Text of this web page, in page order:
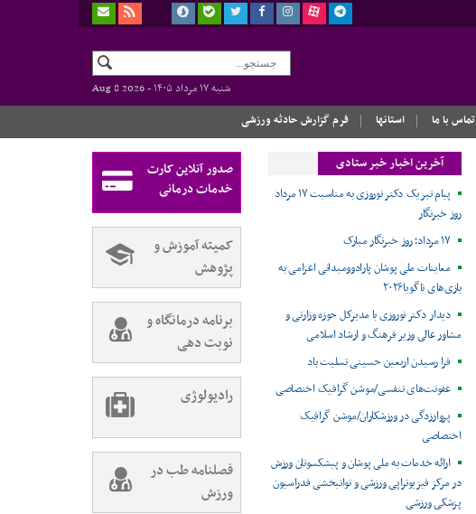
شنبه ۱۷ مرداد ۱۴۰۵ -
Aug 8 2026
تماس با ما استانها فرم گزارش حادثه ورزشی
آخرین اخبار خبر ستادی
پیام تبریک دکتر نوروزی به مناسبت ۱۷ مرداد
روز خبرنگار
۱۷ مرداد؛ روز خبرنگار مبارک
معاینات ملی پوشان پارادوومیدانی اعزامی به
بازی‌های ناگویا۲۰۲۶
دیدار دکتر نوروزی با مدیرکل حوزه وزارتی و
مشاور عالی وزیر فرهنگ و ارشاد اسلامی
فرا رسیدن اربعین حسینی تسلیت باد
عفونت‌های تنفسی/موشن گرافیک اختصاصی
پرواززدگی در ورزشکاران/موشن گرافیک
اختصاصی
ارائه خدمات به ملی پوشان و پیشکسوتان ورزش
در مرکز فیزیوتراپی ورزشی و توانبخشی فدراسیون
پزشکی ورزشی
صدور آنلاین کارت
خدمات درمانی
کمیته آموزش و
پژوهش
برنامه درمانگاه و
نوبت دهی
رادیولوژی
فصلنامه طب در
ورزش